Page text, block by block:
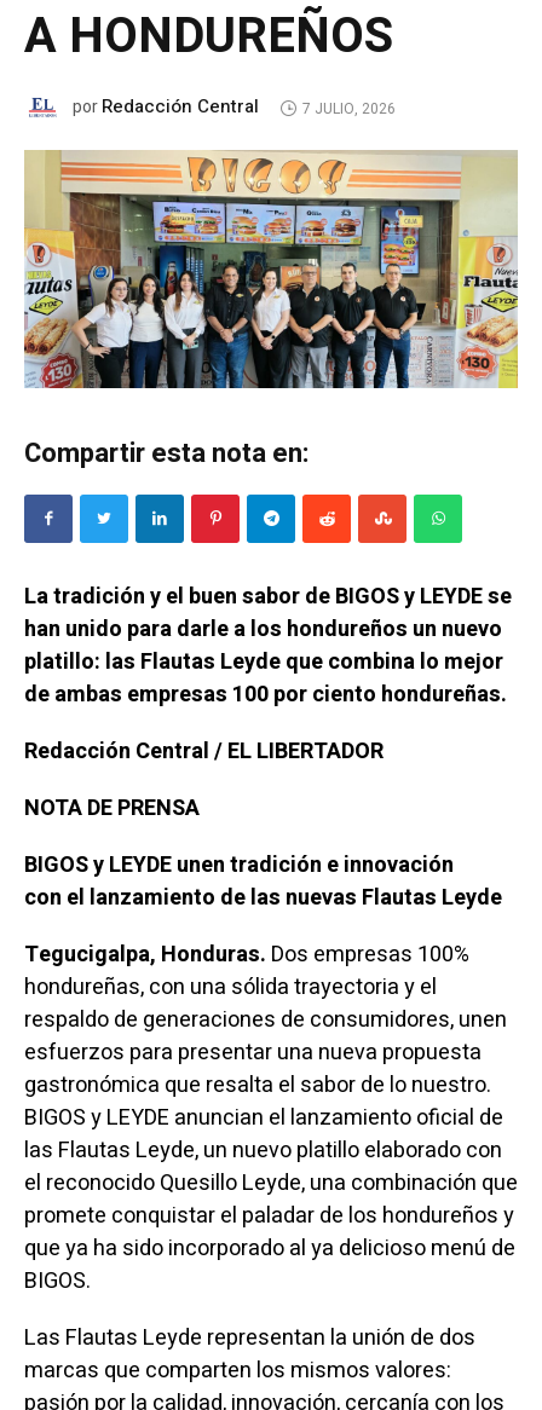
A HONDUREÑOS
porRedacción Central 7 JULIO, 2026
Compartir esta nota en:
La tradición y el buen sabor de BIGOS y LEYDE se
han unido para darle a los hondureños un nuevo
platillo: las Flautas Leyde que combina lo mejor
de ambas empresas 100 por ciento hondureñas.
Redacción Central / EL LIBERTADOR
NOTA DE PRENSA
BIGOS y LEYDE unen tradición e innovación
con el lanzamiento de las nuevas Flautas Leyde
Tegucigalpa, Honduras. Dos empresas 100%
hondureñas, con una sólida trayectoria y el
respaldo de generaciones de consumidores, unen
esfuerzos para presentar una nueva propuesta
gastronómica que resalta el sabor de lo nuestro.
BIGOS y LEYDE anuncian el lanzamiento oficial de
las Flautas Leyde, un nuevo platillo elaborado con
el reconocido Quesillo Leyde, una combinación que
promete conquistar el paladar de los hondureños y
que ya ha sido incorporado al ya delicioso menú de
BIGOS.
Las Flautas Leyde representan la unión de dos
marcas que comparten los mismos valores: